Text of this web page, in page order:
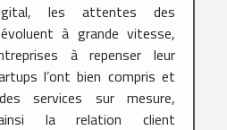
les attentes des
à grande vitesse,
à repenser leur
l’ont bien compris et
services sur mesure,
la relation client